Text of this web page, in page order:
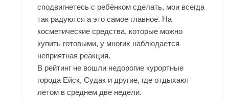
сподвигнетесь с ребёнком сделать, мои всегда
так радуются а это самое главное. На
косметические средства, которые можно
купить готовыми, у многих наблюдается
неприятная реакция.
В рейтинг не вошли недорогие курортные
города Ейск, Судак и другие, где отдыхают
летом в среднем две недели.